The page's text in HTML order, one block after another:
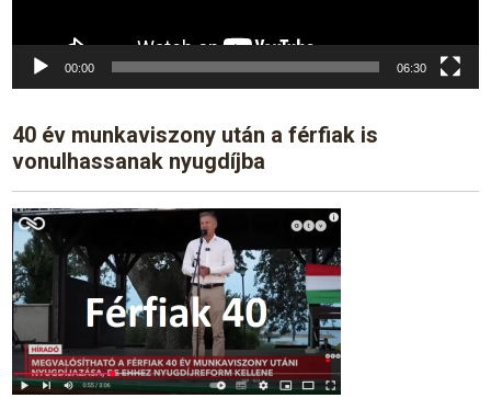
00:00 06:30
40 év munkaviszony után a férfiak is
vonulhassanak nyugdíjba